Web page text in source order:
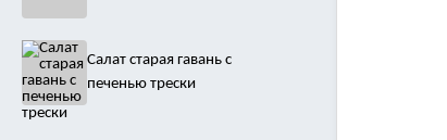
Салат старая гавань с
печенью трески